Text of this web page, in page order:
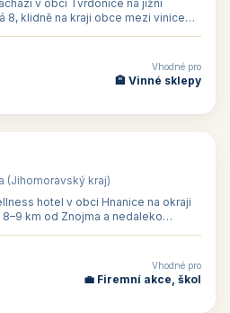
v obci Tvrdonice na jižní
8, klidně na kraji obce mezi vinicemi,
Vhodné pro
🏨 Vinné sklepy
(Jihomoravský kraj)
hotel v obci Hnanice na okraji
km od Znojma a nedaleko
Vhodné pro
💼 Firemní akce, škol